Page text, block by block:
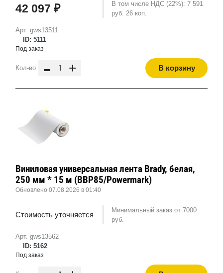
Арт. gws13511
ID: 5111
42 097 ₽
В том числе НДС (22%): 7 591
руб. 26 коп.
Под заказ
Кол-во - + В корзину
Арт. gws13562
ID: 5162
Виниловая универсальная лента Brady, белая,
250 мм * 15 м (BBP85/Powermark)
Обновлено 07.08.2026 в 01:40
Стоимость уточняется
Минимальный заказ от 7000
руб.
Под заказ